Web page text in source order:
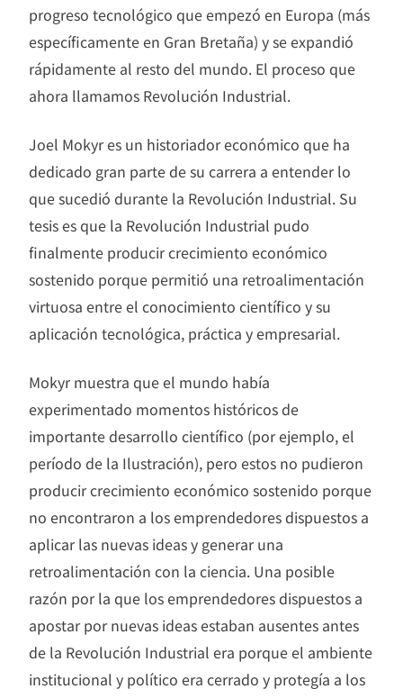
progreso tecnológico que empezó en Europa (más
específicamente en Gran Bretaña) y se expandió
rápidamente al resto del mundo. El proceso que
ahora llamamos Revolución Industrial.
Joel Mokyr es un historiador económico que ha
dedicado gran parte de su carrera a entender lo
que sucedió durante la Revolución Industrial. Su
tesis es que la Revolución Industrial pudo
finalmente producir crecimiento económico
sostenido porque permitió una retroalimentación
virtuosa entre el conocimiento científico y su
aplicación tecnológica, práctica y empresarial.
Mokyr muestra que el mundo había
experimentado momentos históricos de
importante desarrollo científico (por ejemplo, el
período de la Ilustración), pero estos no pudieron
producir crecimiento económico sostenido porque
no encontraron a los emprendedores dispuestos a
aplicar las nuevas ideas y generar una
retroalimentación con la ciencia. Una posible
razón por la que los emprendedores dispuestos a
apostar por nuevas ideas estaban ausentes antes
de la Revolución Industrial era porque el ambiente
institucional y político era cerrado y protegía a los